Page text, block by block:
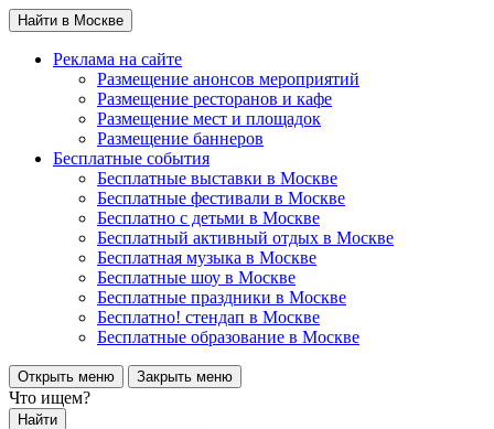
Найти в Москве
Реклама на сайте
Размещение анонсов мероприятий
Размещение ресторанов и кафе
Размещение мест и площадок
Размещение баннеров
Бесплатные события
Бесплатные выставки в Москве
Бесплатные фестивали в Москве
Бесплатно с детьми в Москве
Бесплатный активный отдых в Москве
Бесплатная музыка в Москве
Бесплатные шоу в Москве
Бесплатные праздники в Москве
Бесплатно! стендап в Москве
Бесплатные образование в Москве
Открыть меню Закрыть меню
Что ищем?
Найти